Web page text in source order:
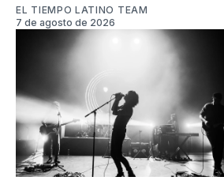
EL TIEMPO LATINO TEAM
7 de agosto de 2026